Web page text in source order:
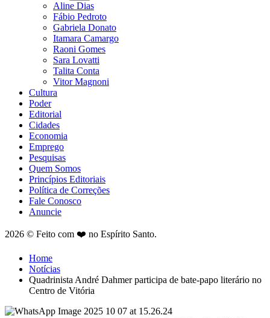
Aline Dias
Fábio Pedroto
Gabriela Donato
Itamara Camargo
Raoni Gomes
Sara Lovatti
Talita Conta
Vitor Magnoni
Cultura
Poder
Editorial
Cidades
Economia
Emprego
Pesquisas
Quem Somos
Princípios Editoriais
Política de Correções
Fale Conosco
Anuncie
2026 © Feito com ❤️ no Espírito Santo.
Home
Notícias
Quadrinista André Dahmer participa de bate-papo literário no
Centro de Vitória